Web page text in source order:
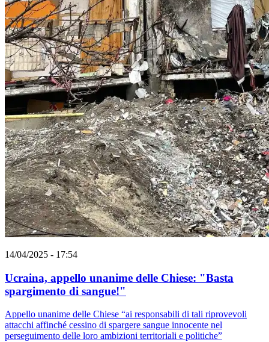
14/04/2025 - 17:54
Ucraina, appello unanime delle Chiese: "Basta
spargimento di sangue!"
Appello unanime delle Chiese “ai responsabili di tali riprovevoli
attacchi affinché cessino di spargere sangue innocente nel
perseguimento delle loro ambizioni territoriali e politiche”